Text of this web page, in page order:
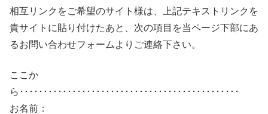
相互リンクをご希望のサイト様は、上記テキストリンクを
貴サイトに貼り付けたあと、次の項目を当ページ下部にあ
るお問い合わせフォームよりご連絡下さい。
ここか
ら･･････････････････････････････････････････････
お名前：